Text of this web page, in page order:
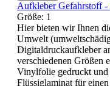
Aufkleber Gefahrstoff
Größe: 1
Hier bieten wir Ihnen
Umwelt
Digitaldruckaufkleber
verschiedenen Größen
Vinylfolie gedruckt und
Flüssiglaminat für